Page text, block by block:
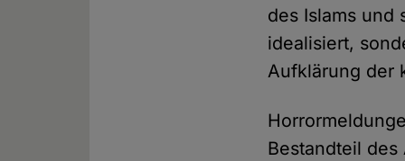
des Islams und
idealisiert,
Aufklärung der
Bestandteil